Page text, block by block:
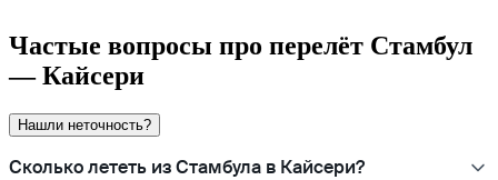
Частые вопросы про перелёт Стамбул
— Кайсери
Нашли неточность?
Сколько лететь из Стамбула в Кайсери?